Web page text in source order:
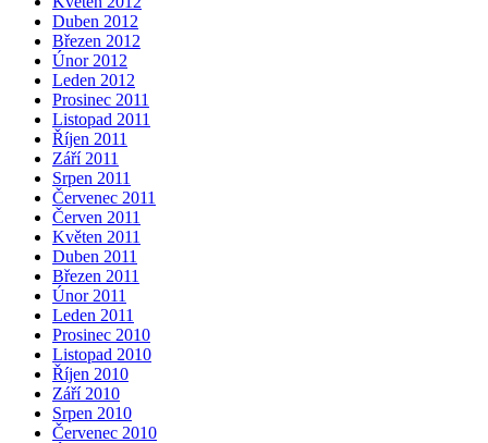
Duben 2012
Březen 2012
Únor 2012
Leden 2012
Prosinec 2011
Listopad 2011
Říjen 2011
Září 2011
Srpen 2011
Červenec 2011
Červen 2011
Květen 2011
Duben 2011
Březen 2011
Únor 2011
Leden 2011
Prosinec 2010
Listopad 2010
Říjen 2010
Září 2010
Srpen 2010
Červenec 2010